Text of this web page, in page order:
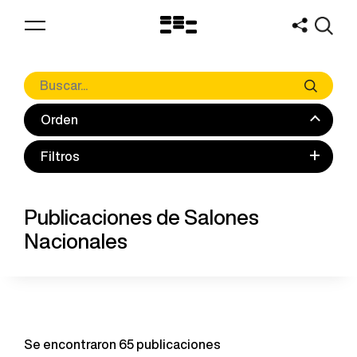
Logo
Orden
Filtros
Publicaciones de Salones
Nacionales
Se encontraron 65 publicaciones